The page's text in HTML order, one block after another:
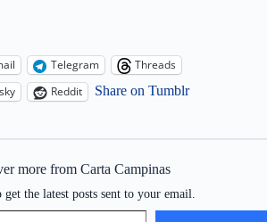
Telegram
Threads
Reddit Share on Tumblr
more from Carta Campinas
get the latest posts sent to your email.